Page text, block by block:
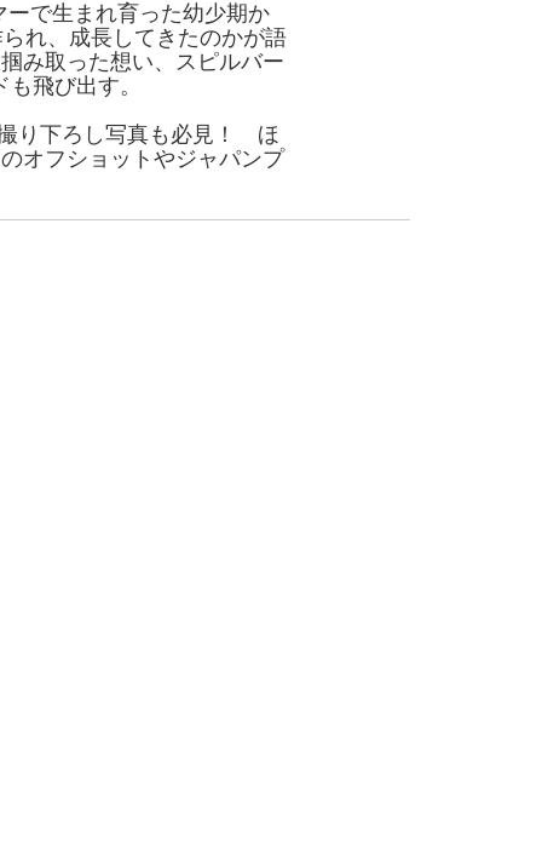
で生まれ育った幼少期か
れ、成長してきたのかが語
み取った想い、スピルバー
飛び出す。
撮り下ろし写真も必見！ ほ
オフショットやジャパンプ